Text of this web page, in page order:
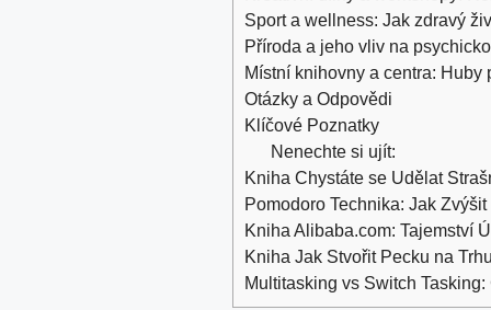
Sport a wellness: Jak zdravý
Příroda a jeho vliv na
Místní knihovny a centra:
Otázky a Odpovědi
Klíčové Poznatky
Nenechte si ujít:
Kniha Chystáte se Udělat
Pomodoro Technika: Jak
Kniha Alibaba.com: Tajemství
Kniha Jak Stvořit Pecku na
Multitasking vs Switch